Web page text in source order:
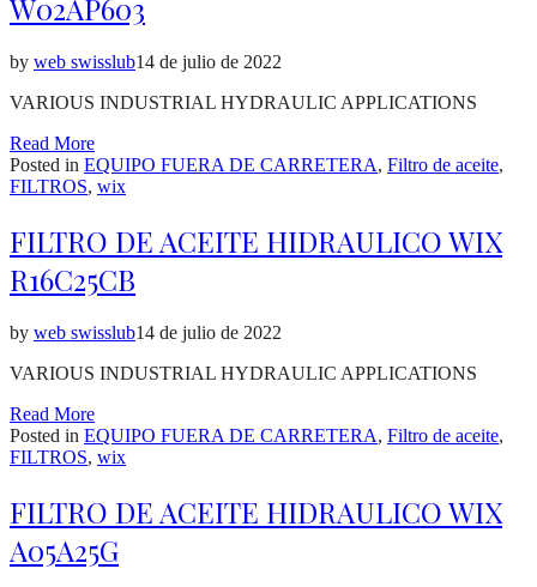
W02AP603
by web swisslub14 de julio de 2022
VARIOUS INDUSTRIAL HYDRAULIC APPLICATIONS
Read More
Posted in EQUIPO FUERA DE CARRETERA, Filtro de aceite,
FILTROS, wix
FILTRO DE ACEITE HIDRAULICO WIX
R16C25CB
by web swisslub14 de julio de 2022
VARIOUS INDUSTRIAL HYDRAULIC APPLICATIONS
Read More
Posted in EQUIPO FUERA DE CARRETERA, Filtro de aceite,
FILTROS, wix
FILTRO DE ACEITE HIDRAULICO WIX
A05A25G